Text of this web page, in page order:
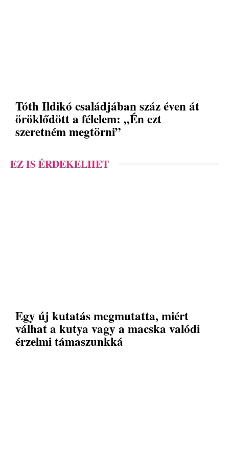
Tóth Ildikó családjában száz éven át
öröklődött a félelem: „Én ezt
szeretném megtörni”
EZ IS ÉRDEKELHET
Egy új kutatás megmutatta, miért
válhat a kutya vagy a macska valódi
érzelmi támaszunkká